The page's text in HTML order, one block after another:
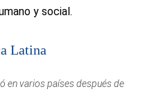
y social.
Latina
en varios países después de